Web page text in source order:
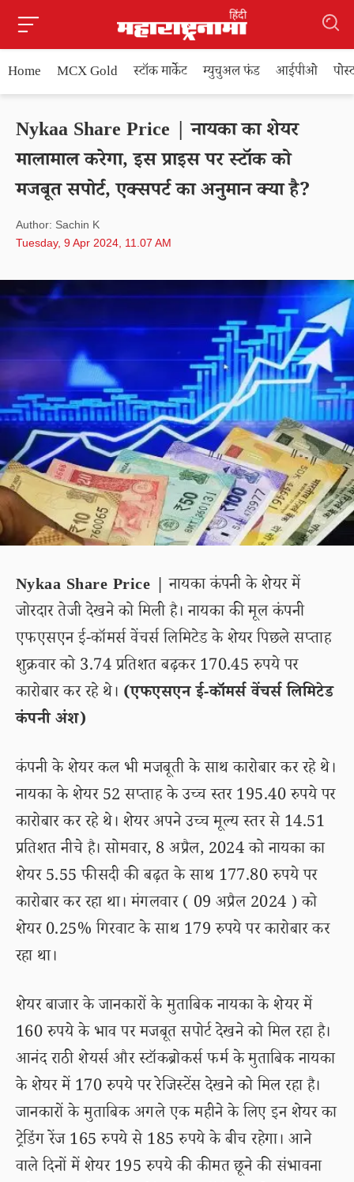
Home MCX Gold स्टॉक मार्केट म्युचुअल फंड आईपीओ
Nykaa Share Price | नायका का शेयर
मालामाल करेगा, इस प्राइस पर स्टॉक को
मजबूत सपोर्ट, एक्सपर्ट का अनुमान क्या है?
Author: Sachin K
Tuesday, 9 Apr 2024, 11.07 AM
Nykaa Share Price | नायका कंपनी के शेयर में
जोरदार तेजी देखने को मिली है। नायका की मूल कंपनी
एफएसएन ई-कॉमर्स वेंचर्स लिमिटेड के शेयर पिछले सप्ताह
शुक्रवार को 3.74 प्रतिशत बढ़कर 170.45 रुपये पर
कारोबार कर रहे थे। (एफएसएन ई-कॉमर्स वेंचर्स लिमिटेड
कंपनी अंश)
कंपनी के शेयर कल भी मजबूती के साथ कारोबार कर रहे थे।
नायका के शेयर 52 सप्ताह के उच्च स्तर 195.40 रुपये पर
कारोबार कर रहे थे। शेयर अपने उच्च मूल्य स्तर से 14.51
प्रतिशत नीचे है। सोमवार, 8 अप्रैल, 2024 को नायका का
शेयर 5.55 फीसदी की बढ़त के साथ 177.80 रुपये पर
कारोबार कर रहा था। मंगलवार ( 09 अप्रैल 2024 ) को
शेयर 0.25% गिरवाट के साथ 179 रुपये पर कारोबार कर
रहा था।
शेयर बाजार के जानकारों के मुताबिक नायका के शेयर में
160 रुपये के भाव पर मजबूत सपोर्ट देखने को मिल रहा है।
आनंद राठी शेयर्स और स्टॉकब्रोकर्स फर्म के मुताबिक नायका
के शेयर में 170 रुपये पर रेजिस्टेंस देखने को मिल रहा है।
जानकारों के मुताबिक अगले एक महीने के लिए इन शेयर का
ट्रेडिंग रेंज 165 रुपये से 185 रुपये के बीच रहेगा। आने
वाले दिनों में शेयर 195 रुपये की कीमत छूने की संभावना